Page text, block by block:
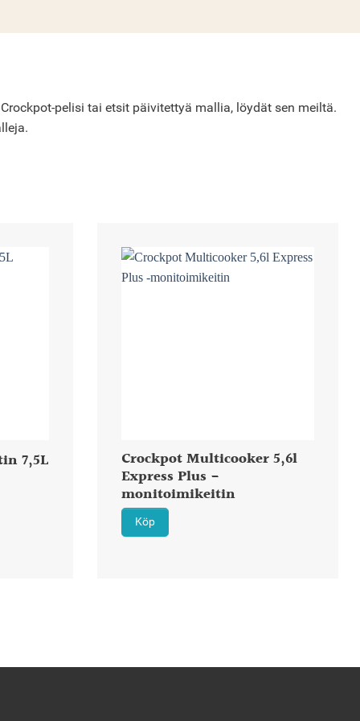
pelisi tai etsit päivitettyä mallia, löydät sen meiltä.
7,5L Crockpot Multicooker 5,6l
Express Plus -
monitoimikeitin
Köp